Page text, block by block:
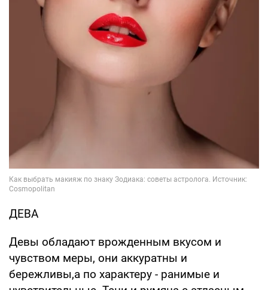
ДЕВА
Девы обладают врожденным вкусом и
чувством меры, они аккуратны и
бережливы,а по характеру - ранимые и